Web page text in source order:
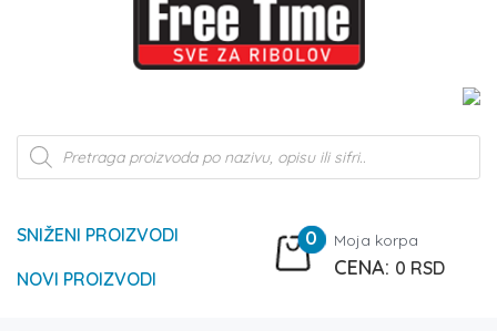
Products
search
SNIŽENI PROIZVODI
NOVI PROIZVODI
0 Moja korpa
0 RSD